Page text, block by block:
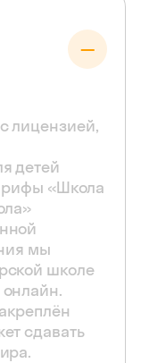
лицензией,
детей
«Школа
мы
школе
сдавать